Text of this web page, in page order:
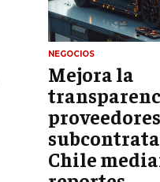
GESTIÓN DE
INVERSIONES Y
CONTABILIDAD
ECONOMÍA
INTERNACIONAL
NEGOCIOS
NEGOCIOS
Mejora la
Chile